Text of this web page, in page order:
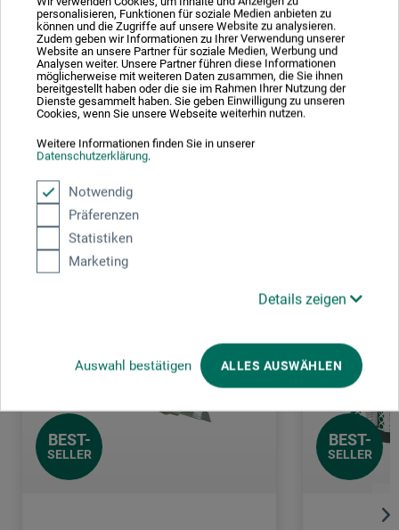
personalisieren, Funktionen für soziale Medien anbieten zu
können und die Zugriffe auf unsere Website zu analysieren.
Zudem geben wir Informationen zu Ihrer Verwendung unserer
Website an unsere Partner für soziale Medien, Werbung und
Analysen weiter. Unsere Partner führen diese Informationen
möglicherweise mit weiteren Daten zusammen, die Sie ihnen
bereitgestellt haben oder die sie im Rahmen Ihrer Nutzung der
Dienste gesammelt haben. Sie geben Einwilligung zu unseren
Cookies, wenn Sie unsere Webseite weiterhin nutzen.
Weitere Informationen finden Sie in unserer
Datenschutzerklärung.
Notwendig
Präferenzen
Statistiken
Marketing
Details zeigen
Auswahl bestätigen ALLES AUSWÄHLEN
Platz der Republik 6 - 8
42107 Wuppertal
DEUTSCHLAND
s.blanik@ciret.eu
Kunden kauften auch
BEST-
SELLER
BEST-
SELLER